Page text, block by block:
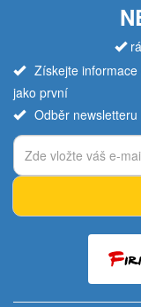
Získejte
jako první
Odběr